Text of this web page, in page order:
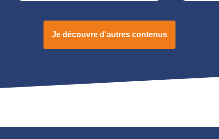
Je découvre d'autres contenus